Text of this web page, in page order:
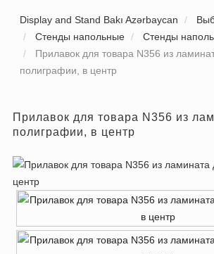
Display and Stand Bakı Azərbaycan
Стенды напольные
Стенды
Прилавок для товара N356 из
полиграфии, в центр
Прилавок для товара N356 из
полиграфии, в центр